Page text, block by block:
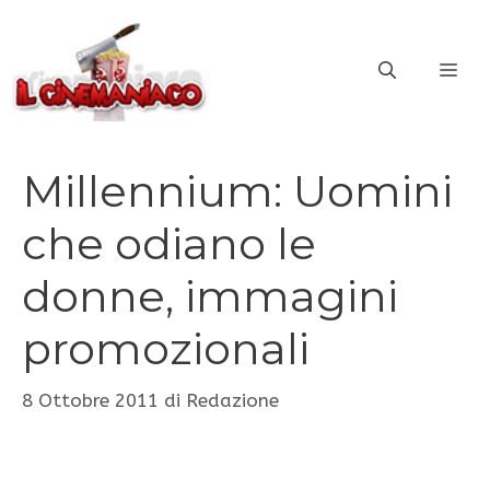
contenuto
Millennium: Uomini
che odiano le
donne, immagini
promozionali
8 Ottobre 2011 di Redazione